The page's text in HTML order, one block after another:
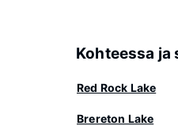
Kohteessa ja
Red Rock Lake
Brereton Lake